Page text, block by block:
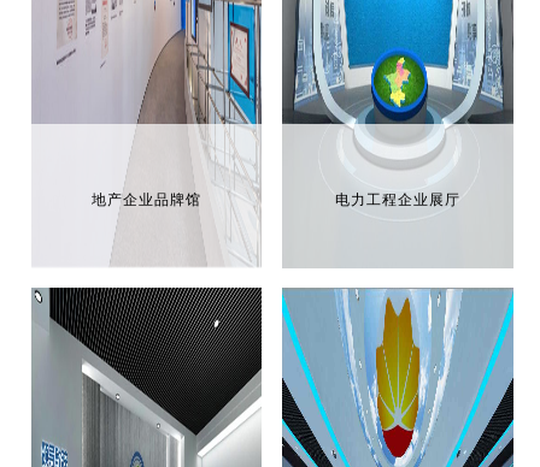
地产企业品牌馆 电力工程企业展厅